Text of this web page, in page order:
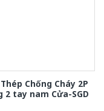
Chống Cháy 2P
2 tay nam Cửa-SGD